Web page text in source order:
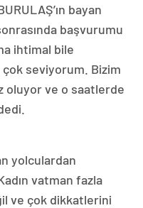
bayan
başvurumu
ihtimal bile
seviyorum. Bizim
oluyor ve o saatlerde
yolculardan
vatman fazla
ve çok dikkatlerini